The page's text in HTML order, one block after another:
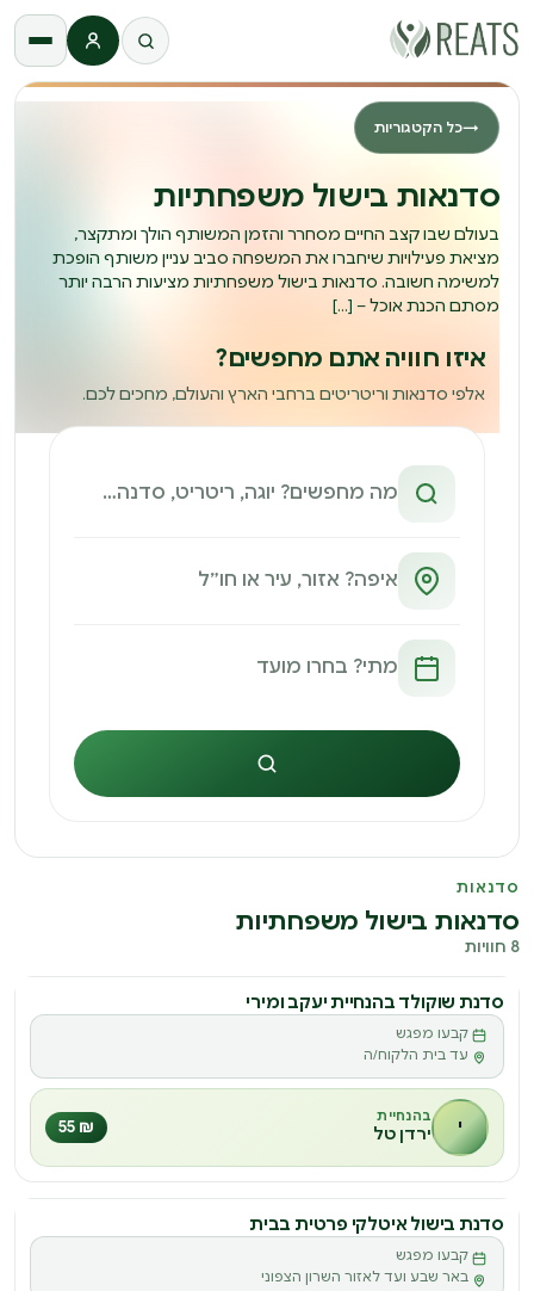
התחברות
→כל הקטגוריות
סדנאות בישול משפחתיות
בעולם שבו קצב החיים מסחרר והזמן המשותף הולך ומתקצר,
מציאת פעילויות שיחברו את המשפחה סביב עניין משותף הופכת
למשימה חשובה. סדנאות בישול משפחתיות מציעות הרבה יותר
מסתם הכנת אוכל – […]
איזו חוויה אתם מחפשים?
אלפי סדנאות וריטריטים ברחבי הארץ והעולם, מחכים לכם.
חיפוש
סדנאות
סדנאות בישול משפחתיות
8 חוויות
סדנה
ס
סדנת שוקולד בהנחיית יעקב ומירי
קבעו מפגש
עד בית הלקוח/ה
י בהנחיית
ירדן טל ₪ 55
סדנה
ס
סדנת בישול איטלקי פרטית בבית
קבעו מפגש
באר שבע ועד לאזור השרון הצפוני